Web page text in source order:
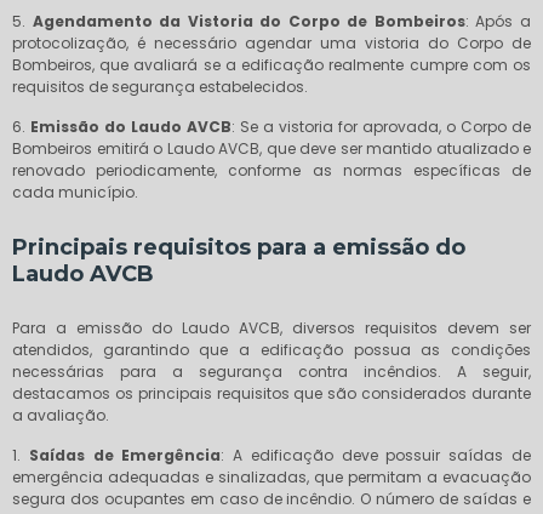
5. Agendamento da Vistoria do Corpo de Bombeiros: Após a
protocolização, é necessário agendar uma vistoria do Corpo de
Bombeiros, que avaliará se a edificação realmente cumpre com os
requisitos de segurança estabelecidos.
6. Emissão do Laudo AVCB: Se a vistoria for aprovada, o Corpo de
Bombeiros emitirá o Laudo AVCB, que deve ser mantido atualizado e
renovado periodicamente, conforme as normas específicas de
cada município.
Principais requisitos para a emissão do
Laudo AVCB
Para a emissão do Laudo AVCB, diversos requisitos devem ser
atendidos, garantindo que a edificação possua as condições
necessárias para a segurança contra incêndios. A seguir,
destacamos os principais requisitos que são considerados durante
a avaliação.
1. Saídas de Emergência: A edificação deve possuir saídas de
emergência adequadas e sinalizadas, que permitam a evacuação
segura dos ocupantes em caso de incêndio. O número de saídas e